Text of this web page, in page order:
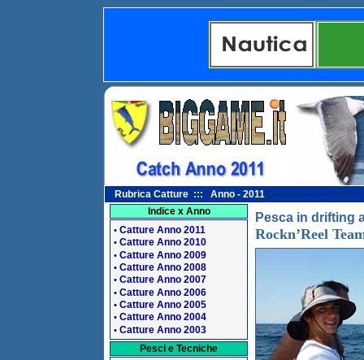
Rubrica Catture ::: Anno - 2011
Indice x Anno
• Catture Anno 2011
• Catture Anno 2010
• Catture Anno 2009
• Catture Anno 2008
• Catture Anno 2007
• Catture Anno 2006
• Catture Anno 2005
• Catture Anno 2004
• Catture Anno 2003
Pesci e Tecniche
Pesca in drifting
Rockn’Reel